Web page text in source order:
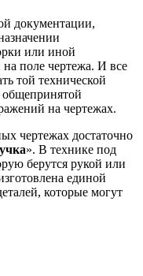
документации,
или иной
поле чертежа. И все
той технической
общепринятой
на чертежах.
чертежах достаточно
». В технике под
берутся рукой или
единой
которые могут